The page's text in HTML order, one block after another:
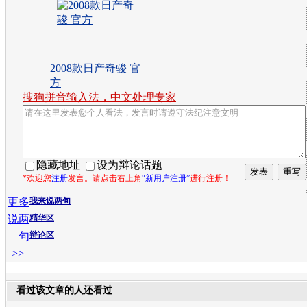
2008款日产奇骏 官
方
搜狗拼音输入法，中文处理专家
隐藏地址 设为辩论话题
*欢迎您注册发言。请点击右上角“新用户注册”进行注册！
我来说两句
精华区
辩论区
更多
说两
句
>>
看过该文章的人还看过